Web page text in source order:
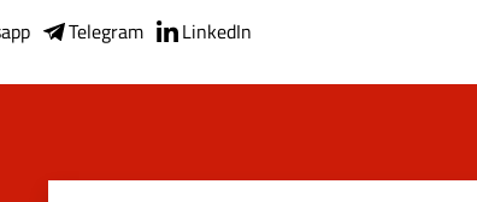
Telegram LinkedIn